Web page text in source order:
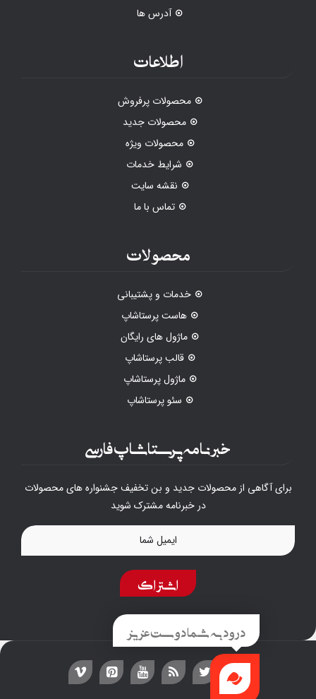
آدرس ها
اطلاعات
محصولات پرفروش
محصولات جدید
محصولات ویژه
شرایط خدمات
نقشه سایت
تماس با ما
محصولات
خدمات و پشتیبانی
هاست پرستاشاپ
ماژول های رایگان
قالب پرستاشاپ
ماژول پرستاشاپ
سئو پرستاشاپ
خبرنامه پرستاشاپ فارسی
برای آگاهی از محصولات جدید و بن تخفیف جشنواره های محصولات
در خبرنامه مشترک شوید
اشتراک
درود به شما دوست عزیز